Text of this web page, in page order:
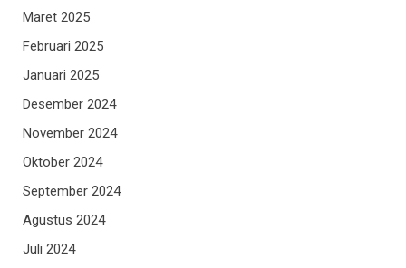
Maret 2025
Februari 2025
Januari 2025
Desember 2024
November 2024
Oktober 2024
September 2024
Agustus 2024
Juli 2024